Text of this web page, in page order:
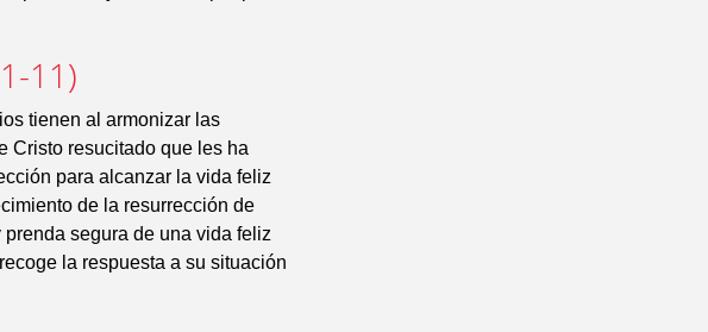
11)
tienen al armonizar las
Cristo resucitado que les ha
para alcanzar la vida feliz
de la resurrección de
segura de una vida feliz
la respuesta a su situación